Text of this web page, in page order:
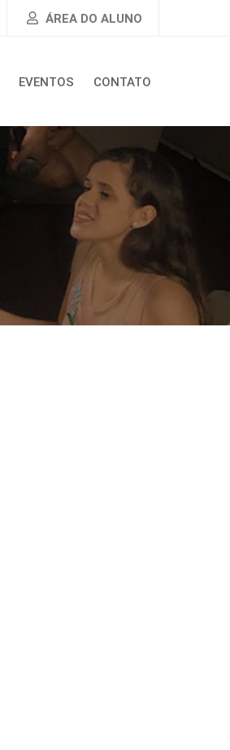
ÁREA DO ALUNO
EVENTOS CONTATO